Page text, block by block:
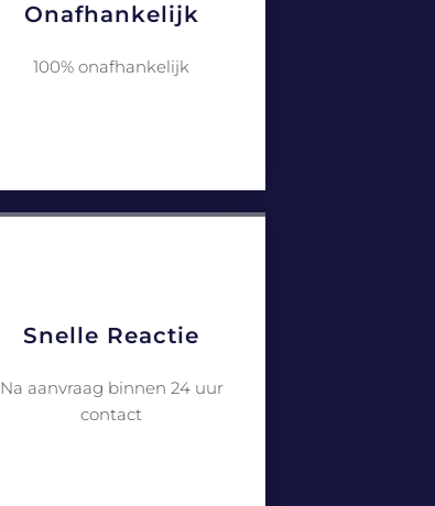
Onafhankelijk
100% onafhankelijk
Snelle Reactie
Na aanvraag binnen 24 uur
contact